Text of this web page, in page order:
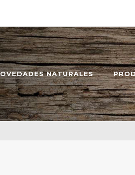
NATURALES